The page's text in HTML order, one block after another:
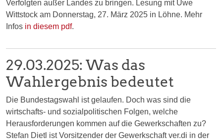
Verfolgten außer Landes zu bringen. Lesung mit Uwe
Wittstock am Donnerstag, 27. März 2025 in Löhne. Mehr
Infos in diesem pdf.
29.03.2025: Was das
Wahlergebnis bedeutet
Die Bundestagswahl ist gelaufen. Doch was sind die
wirtschafts- und sozialpolitischen Folgen, welche
Herausforderungen kommen auf die Gewerkschaften zu?
Stefan Dietl ist Vorsitzender der Gewerkschaft ver.di in der